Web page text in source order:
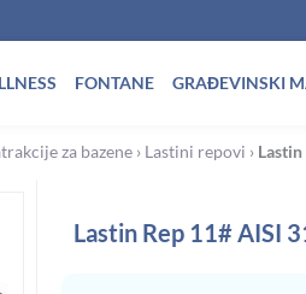
FONTANE GRAĐEVINSKI
za bazene › Lastini repovi ›
Lastin Rep 11# AISI